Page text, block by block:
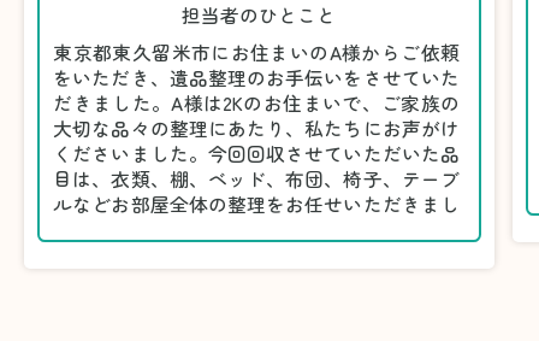
担当者のひとこと
東京都東久留米市にお住まいのA様からご依頼
をいただき、遺品整理のお手伝いをさせていた
だきました。A様は2Kのお住まいで、ご家族の
大切な品々の整理にあたり、私たちにお声がけ
くださいました。今回回収させていただいた品
目は、衣類、棚、ベッド、布団、椅子、テーブ
ルなどお部屋全体の整理をお任せいただきまし